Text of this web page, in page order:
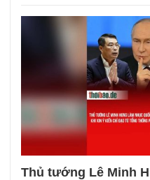
Thủ tướng Lê Minh